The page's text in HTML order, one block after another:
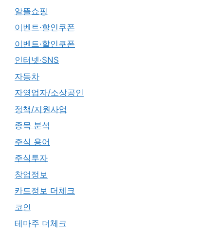
알뜰쇼핑
이벤트·할인쿠폰
이벤트·할인쿠폰
인터넷·SNS
자동차
자영업자/소상공인
정책/지원사업
종목 분석
주식 용어
주식투자
창업정보
카드정보 더체크
코인
테마주 더체크